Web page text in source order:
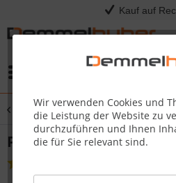
Kauf auf
Wir verwenden Cookies und
die Leistung der Website zu
durchzuführen und Ihnen
die für Sie relevant sind.
Übersicht Grillabdeckung
Premium